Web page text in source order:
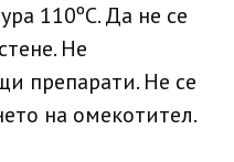
110ºC. Да не се
Не
препарати. Не се
на омекотител.